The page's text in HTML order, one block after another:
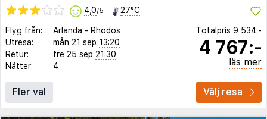
4,0/5 27°C
Flyg från: Arlanda - Rhodos
Utresa:
mån 21 sep 13:20
Retur:
fre 25 sep 21:30
Nätter:
4
Totalpris 9 534:-
4 767:-
läs mer
Fler val Välj resa